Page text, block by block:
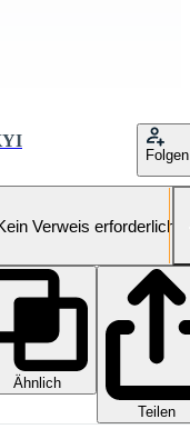
Folgen
Verweis erforderlich
Ähnlich
Teilen